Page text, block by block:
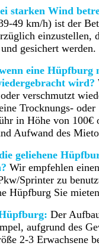
starken Wind
49 km/h) ist der
einzustellen,
gesichert werden.
eine Hüpfburg
wird?
verschmutzt
Trocknungs- oder
in Höhe von 100€
Aufwand des
geliehene
Wir empfehlen
Sprinter zu
Hüpfburg Sie
Der
aufgrund des
2-3 Erwachsene